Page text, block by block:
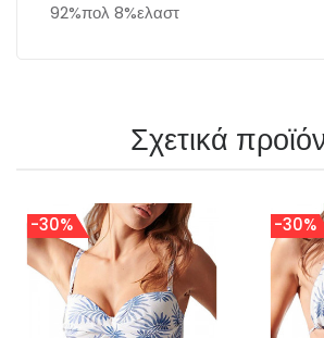
92%πολ 8%ελαστ
Σχετικά
-30% -30%